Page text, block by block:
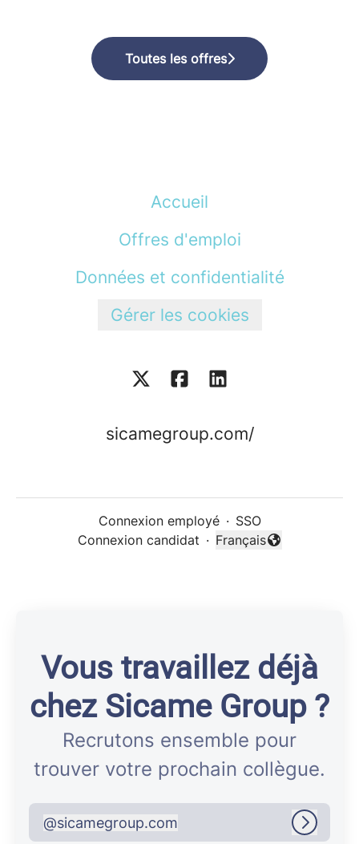
Toutes les offres
Accueil
Offres d'emploi
Données et confidentialité
Gérer les cookies
sicamegroup.com/
Connexion employé · SSO
Connexion candidat ·
Changer la langue
Français
Vous travaillez déjà
chez Sicame Group ?
Recrutons ensemble pour
trouver votre prochain collègue.
sicamegroup.com
@sicamegroup.com